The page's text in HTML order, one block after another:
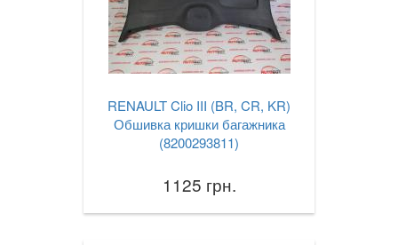
RENAULT Clio III (BR, CR, KR)
Обшивка кришки багажника
(8200293811)
1125 грн.